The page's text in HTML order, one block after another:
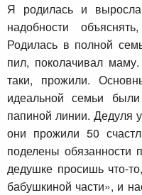
Я родилась и
надобности
Родилась в полной
пил, поколачивал
таки, прожили.
идеальной семьи
папиной линии. Дедуля
они прожили 50
поделены
дедушке просишь что-
бабушкиной части», и